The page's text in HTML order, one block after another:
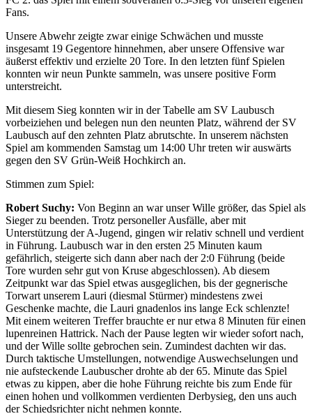
Fans.
Unsere Abwehr zeigte zwar einige Schwächen und musste
insgesamt 19 Gegentore hinnehmen, aber unsere Offensive war
äußerst effektiv und erzielte 20 Tore. In den letzten fünf Spielen
konnten wir neun Punkte sammeln, was unsere positive Form
unterstreicht.
Mit diesem Sieg konnten wir in der Tabelle am SV Laubusch
vorbeiziehen und belegen nun den neunten Platz, während der SV
Laubusch auf den zehnten Platz abrutschte. In unserem nächsten
Spiel am kommenden Samstag um 14:00 Uhr treten wir auswärts
gegen den SV Grün-Weiß Hochkirch an.
Stimmen zum Spiel:
Robert Suchy: Von Beginn an war unser Wille größer, das Spiel als
Sieger zu beenden. Trotz personeller Ausfälle, aber mit
Unterstützung der A-Jugend, gingen wir relativ schnell und verdient
in Führung. Laubusch war in den ersten 25 Minuten kaum
gefährlich, steigerte sich dann aber nach der 2:0 Führung (beide
Tore wurden sehr gut von Kruse abgeschlossen). Ab diesem
Zeitpunkt war das Spiel etwas ausgeglichen, bis der gegnerische
Torwart unserem Lauri (diesmal Stürmer) mindestens zwei
Geschenke machte, die Lauri gnadenlos ins lange Eck schlenzte!
Mit einem weiteren Treffer brauchte er nur etwa 8 Minuten für einen
lupenreinen Hattrick. Nach der Pause legten wir wieder sofort nach,
und der Wille sollte gebrochen sein. Zumindest dachten wir das.
Durch taktische Umstellungen, notwendige Auswechselungen und
nie aufsteckende Laubuscher drohte ab der 65. Minute das Spiel
etwas zu kippen, aber die hohe Führung reichte bis zum Ende für
einen hohen und vollkommen verdienten Derbysieg, den uns auch
der Schiedsrichter nicht nehmen konnte.